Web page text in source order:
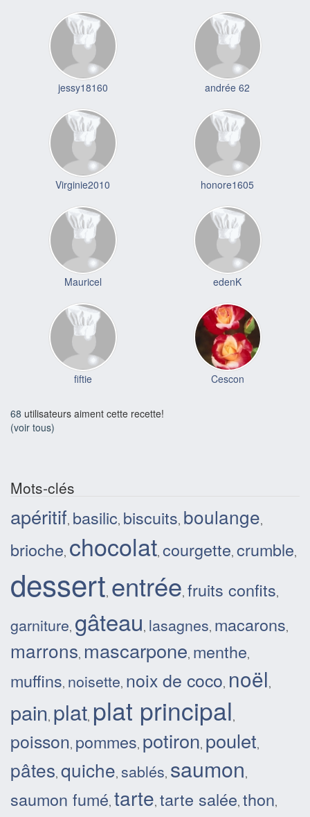
jessy18160 andrée 62
Virginie2010 honore1605
Mauricel edenK
fiftie Cescon
68 utilisateurs aiment cette recette!
(voir tous)
Mots-clés
apéritif, basilic, biscuits, boulange,
brioche, chocolat, courgette, crumble,
dessert, entrée, fruits confits,
garniture, gâteau, lasagnes, macarons,
marrons, mascarpone, menthe,
muffins, noisette, noix de coco, noël,
pain, plat, plat principal,
poisson, pommes, potiron, poulet,
pâtes, quiche, sablés, saumon,
saumon fumé, tarte, tarte salée, thon,